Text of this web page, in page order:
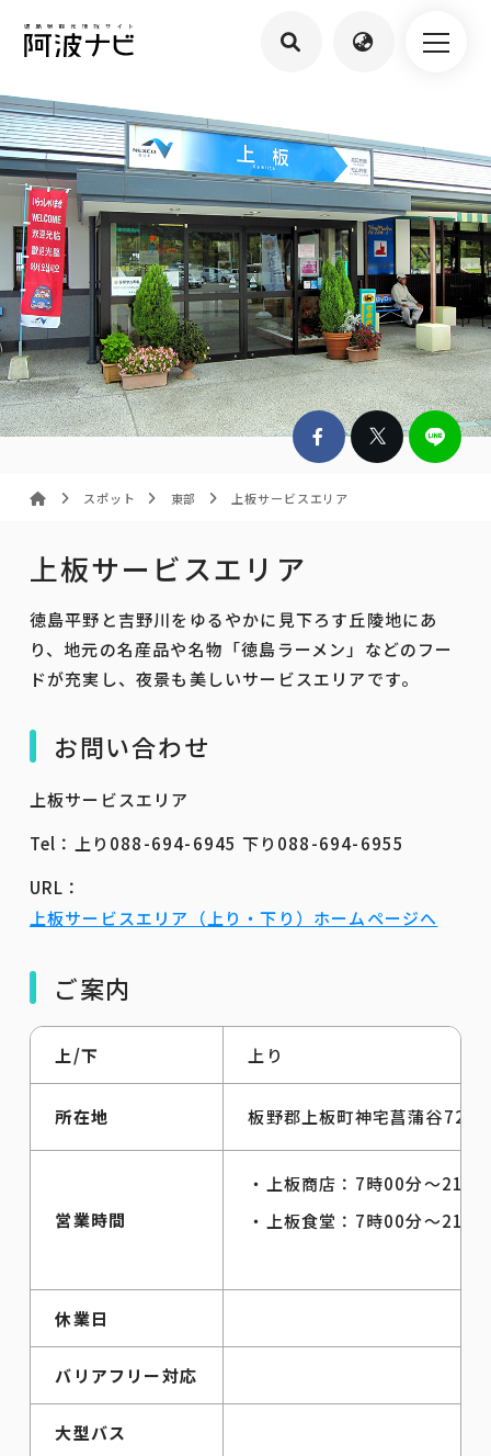
スポット 東部 上板サービスエリア
上板サービスエリア
徳島平野と吉野川をゆるやかに見下ろす丘陵地にあ
り、地元の名産品や名物「徳島ラーメン」などのフー
ドが充実し、夜景も美しいサービスエリアです。
お問い合わせ
上板サービスエリア
Tel：上り088-694-6945 下り088-694-6955
URL：
上板サービスエリア（上り・下り）ホームページへ
ご案内
上/下 上り
所在地 板野郡上板町神宅菖蒲谷72-3
営業時間
・上板商店：7時00分～21時
・上板食堂：7時00分～21時
休業日
バリアフリー対応
大型バス